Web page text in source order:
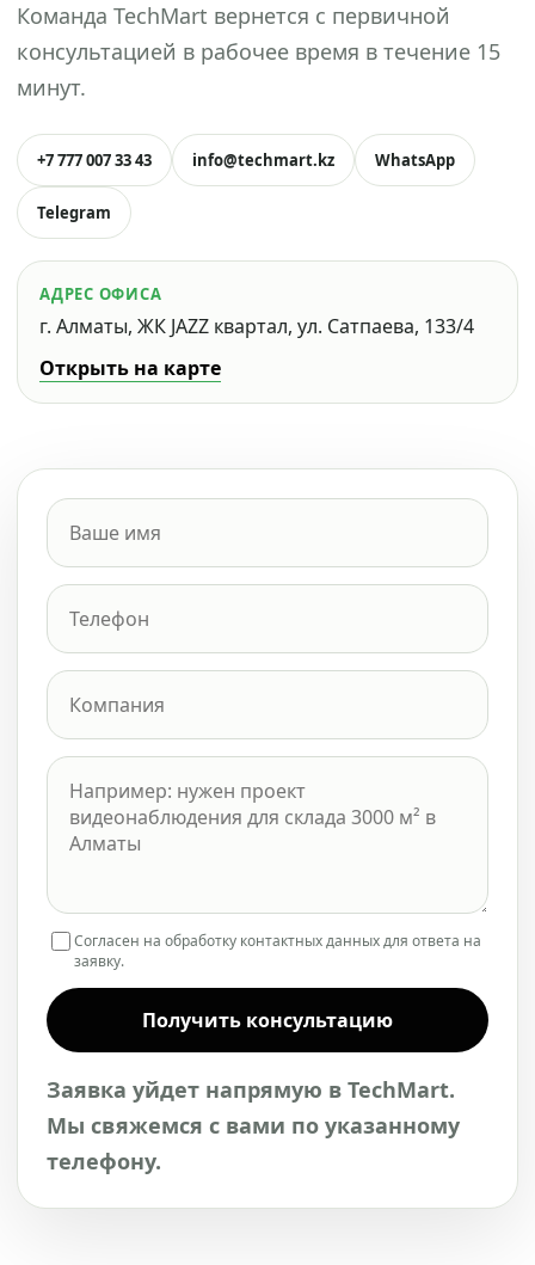
Команда TechMart вернется с первичной
консультацией в рабочее время в течение 15
минут.
+7 777 007 33 43 info@techmart.kz WhatsApp
Telegram
АДРЕС ОФИСА
г. Алматы, ЖК JAZZ квартал, ул. Сатпаева, 133/4
Открыть на карте
Согласен на обработку контактных данных для ответа на
заявку.
Получить консультацию
Заявка уйдет напрямую в TechMart.
Мы свяжемся с вами по указанному
телефону.